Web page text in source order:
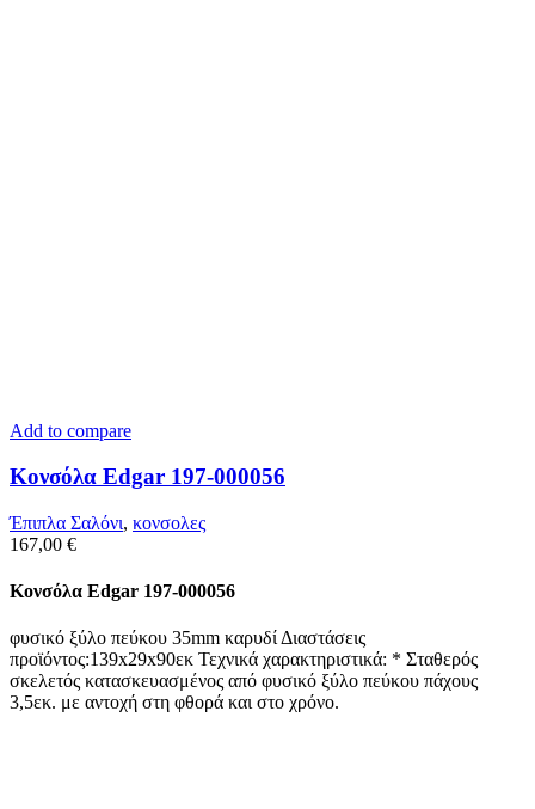
Add to compare
Κονσόλα Edgar 197-000056
Έπιπλα Σαλόνι, κονσολες
167,00 €
Κονσόλα Edgar 197-000056
φυσικό ξύλο πεύκου 35mm καρυδί Διαστάσεις
προϊόντος:139x29x90εκ Τεχνικά χαρακτηριστικά: * Σταθερός
σκελετός κατασκευασμένος από φυσικό ξύλο πεύκου πάχους
3,5εκ. με αντοχή στη φθορά και στο χρόνο.